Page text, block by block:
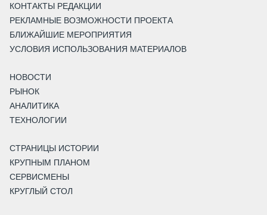
КОНТАКТЫ РЕДАКЦИИ
РЕКЛАМНЫЕ ВОЗМОЖНОСТИ ПРОЕКТА
БЛИЖАЙШИЕ МЕРОПРИЯТИЯ
УСЛОВИЯ ИСПОЛЬЗОВАНИЯ МАТЕРИАЛОВ
НОВОСТИ
РЫНОК
АНАЛИТИКА
ТЕХНОЛОГИИ
СТРАНИЦЫ ИСТОРИИ
КРУПНЫМ ПЛАНОМ
СЕРВИСМЕНЫ
КРУГЛЫЙ СТОЛ